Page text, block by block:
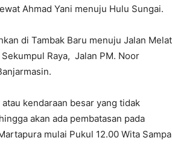
Ahmad Yani menuju Hulu Sungai.
di Tambak Baru menuju Jalan
Raya, Jalan PM. Noor
kendaraan besar yang tidak
akan ada pembatasan pada
mulai Pukul 12.00 Wita